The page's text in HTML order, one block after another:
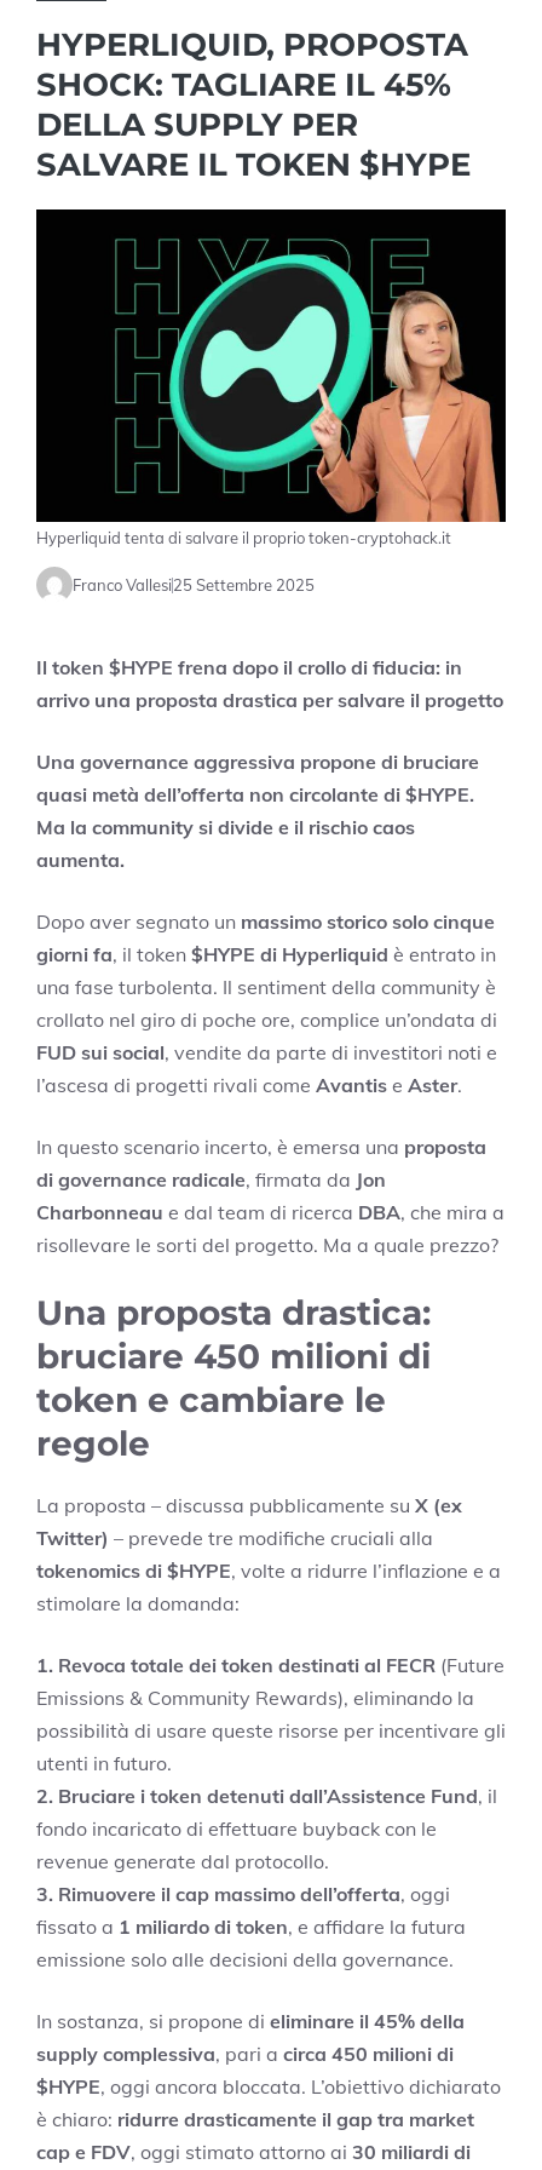
HYPERLIQUID, PROPOSTA
SHOCK: TAGLIARE IL 45%
DELLA SUPPLY PER
SALVARE IL TOKEN $HYPE
Hyperliquid tenta di salvare il proprio token-cryptohack.it
Franco Vallesi25 Settembre 2025
Il token $HYPE frena dopo il crollo di fiducia: in
arrivo una proposta drastica per salvare il progetto
Una governance aggressiva propone di bruciare
quasi metà dell’offerta non circolante di $HYPE.
Ma la community si divide e il rischio caos
aumenta.
Dopo aver segnato un massimo storico solo cinque
giorni fa, il token $HYPE di Hyperliquid è entrato in
una fase turbolenta. Il sentiment della community è
crollato nel giro di poche ore, complice un’ondata di
FUD sui social, vendite da parte di investitori noti e
l’ascesa di progetti rivali come Avantis e Aster.
In questo scenario incerto, è emersa una proposta
di governance radicale, firmata da Jon
Charbonneau e dal team di ricerca DBA, che mira a
risollevare le sorti del progetto. Ma a quale prezzo?
Una proposta drastica:
bruciare 450 milioni di
token e cambiare le
regole
La proposta – discussa pubblicamente su X (ex
Twitter) – prevede tre modifiche cruciali alla
tokenomics di $HYPE, volte a ridurre l’inflazione e a
stimolare la domanda:
1. Revoca totale dei token destinati al FECR (Future
Emissions & Community Rewards), eliminando la
possibilità di usare queste risorse per incentivare gli
utenti in futuro.
2. Bruciare i token detenuti dall’Assistence Fund, il
fondo incaricato di effettuare buyback con le
revenue generate dal protocollo.
3. Rimuovere il cap massimo dell’offerta, oggi
fissato a 1 miliardo di token, e affidare la futura
emissione solo alle decisioni della governance.
In sostanza, si propone di eliminare il 45% della
supply complessiva, pari a circa 450 milioni di
$HYPE, oggi ancora bloccata. L’obiettivo dichiarato
è chiaro: ridurre drasticamente il gap tra market
cap e FDV, oggi stimato attorno ai 30 miliardi di